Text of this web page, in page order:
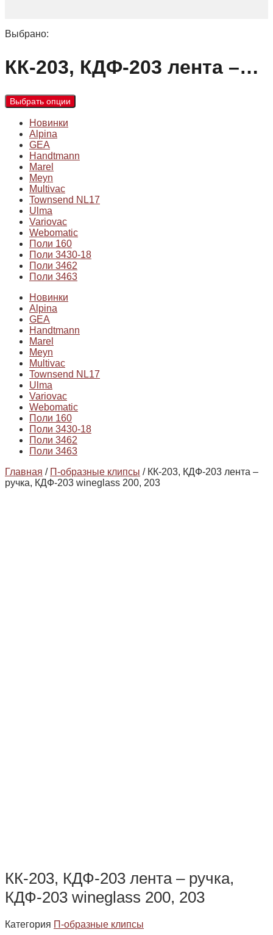
Выбрано:
КК-203, КДФ-203 лента –…
Выбрать опции
Новинки
Alpina
GEA
Handtmann
Marel
Meyn
Multivac
Townsend NL17
Ulma
Variovac
Webomatic
Поли 160
Поли 3430-18
Поли 3462
Поли 3463
Новинки
Alpina
GEA
Handtmann
Marel
Meyn
Multivac
Townsend NL17
Ulma
Variovac
Webomatic
Поли 160
Поли 3430-18
Поли 3462
Поли 3463
Главная / П-образные клипсы / КК-203, КДФ-203 лента –
ручка, КДФ-203 wineglass 200, 203
КК-203, КДФ-203 лента – ручка,
КДФ-203 wineglass 200, 203
Категория П-образные клипсы